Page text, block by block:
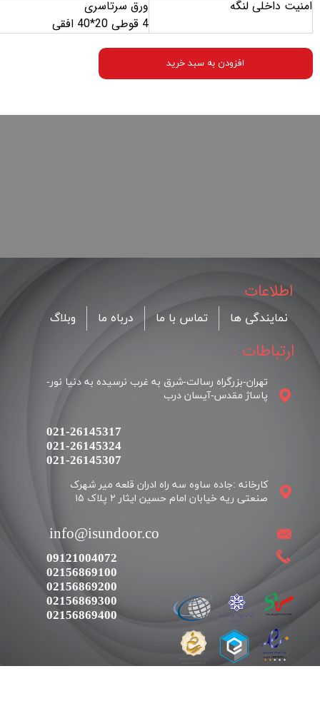
امنیت داخلی لنگه
ورق سرتاسری
4 قوطی 20*40 افقی
افزودن به سبد خرید
نمایندگی ها تماس با ما درباه ما وبلاگ
اطلاعات
ارتباطات :
تهران-بزرگراه رسالت-شرق به غرب نرسیده به دنیا نور-
پاساژ مقدس-آیسان درب
​​info@isundoor.co
کارخانه :جاده ساوه سه راه ادران قلعه میر شهرک
09121004072
02156869100
02156869200
02156869300
02156869400
021-26145317
021-26145324
​​​​​​​021-26145307